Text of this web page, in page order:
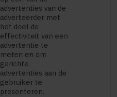
advertenties van de
adverteerder met
het doel de
effectiviteit van een
advertentie te
meten en om
gerichte
advertenties aan de
gebruiker te
presenteren.